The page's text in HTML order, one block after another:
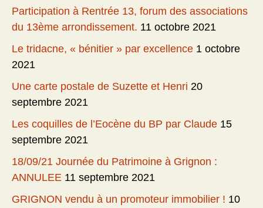
Participation à Rentrée 13, forum des associations
du 13ème arrondissement. 11 octobre 2021
Le tridacne, « bénitier » par excellence 1 octobre
2021
Une carte postale de Suzette et Henri 20
septembre 2021
Les coquilles de l’Eocène du BP par Claude 15
septembre 2021
18/09/21 Journée du Patrimoine à Grignon :
ANNULEE 11 septembre 2021
GRIGNON vendu à un promoteur immobilier ! 10